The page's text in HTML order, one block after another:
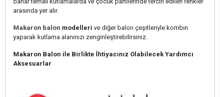
arasında yer alır.
Makaron balon modelleri ve diğer balon çeşitleriyle kombin
yaparak kutlama alanınızı zenginleştirebilirsiniz.
Makaron Balon ile Birlikte İhtiyacınız Olabilecek Yardımcı
Aksesuarlar